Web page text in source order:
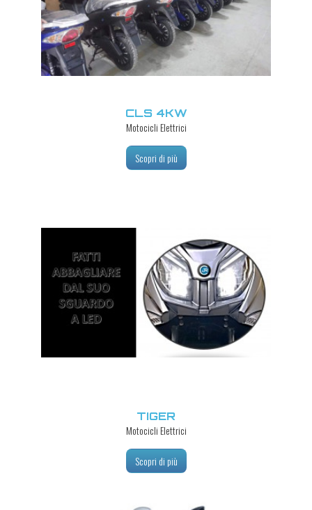
CLS 4KW
Motocicli Elettrici
Scopri di più
TIGER
Motocicli Elettrici
Scopri di più